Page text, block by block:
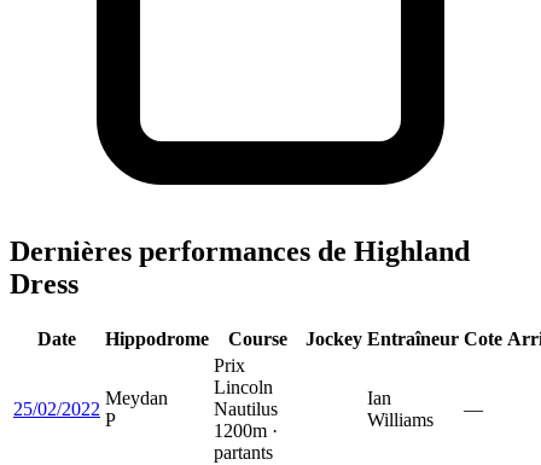
Dernières performances de Highland
Dress
Date Hippodrome Course Jockey Entraîneur Cote
25/02/2022
Meydan
P
Prix
Lincoln
Nautilus
1200m ·
partants
Ian
Williams
—